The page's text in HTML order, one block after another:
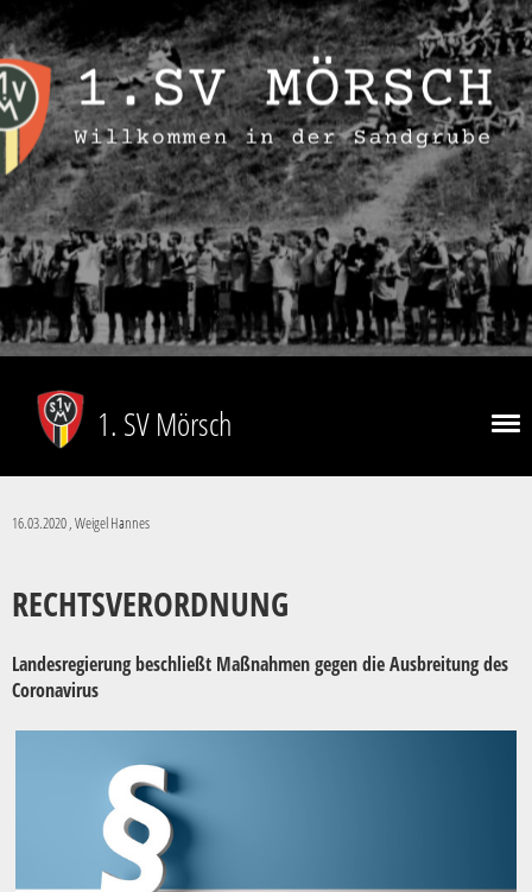
1. SV Mörsch
16.03.2020, Weigel Hannes
RECHTSVERORDNUNG
Landesregierung beschließt Maßnahmen gegen die Ausbreitung des
Coronavirus